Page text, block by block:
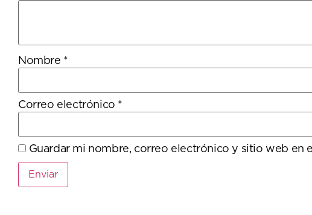
Nombre *
Correo electrónico *
Guardar mi nombre, correo electrónico y sitio web en